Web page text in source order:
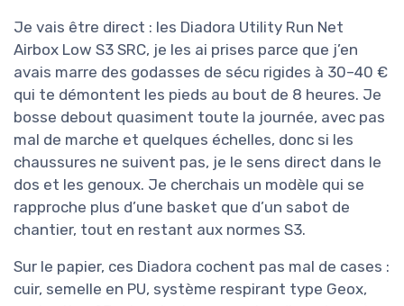
Je vais être direct : les Diadora Utility Run Net
Airbox Low S3 SRC, je les ai prises parce que j’en
avais marre des godasses de sécu rigides à 30–40 €
qui te démontent les pieds au bout de 8 heures. Je
bosse debout quasiment toute la journée, avec pas
mal de marche et quelques échelles, donc si les
chaussures ne suivent pas, je le sens direct dans le
dos et les genoux. Je cherchais un modèle qui se
rapproche plus d’une basket que d’un sabot de
chantier, tout en restant aux normes S3.
Sur le papier, ces Diadora cochent pas mal de cases :
cuir, semelle en PU, système respirant type Geox,